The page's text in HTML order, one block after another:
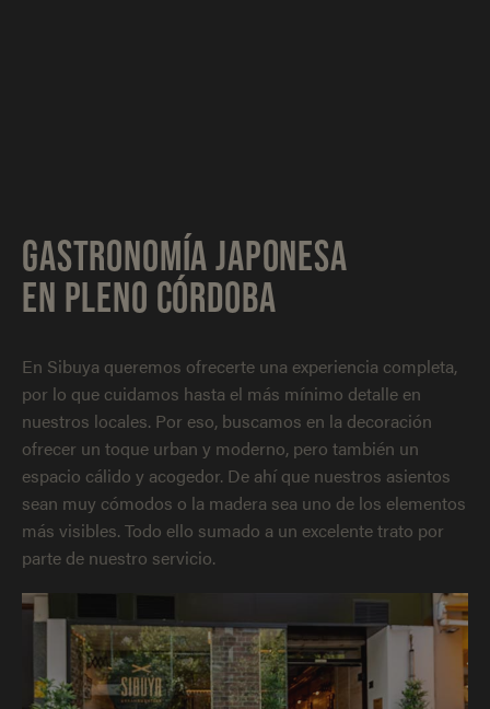
GASTRONOMÍA JAPONESA
EN PLENO CÓRDOBA
En Sibuya queremos ofrecerte una experiencia completa,
por lo que cuidamos hasta el más mínimo detalle en
nuestros locales. Por eso, buscamos en la decoración
ofrecer un toque urban y moderno, pero también un
espacio cálido y acogedor. De ahí que nuestros asientos
sean muy cómodos o la madera sea uno de los elementos
más visibles. Todo ello sumado a un excelente trato por
parte de nuestro servicio.